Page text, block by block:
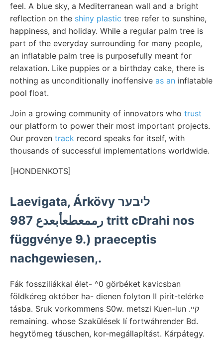
feel. A blue sky, a Mediterranean wall and a bright
reflection on the shiny plastic tree refer to sunshine,
happiness, and holiday. While a regular palm tree is
part of the everyday surrounding for many people,
an inflatable palm tree is purposefully meant for
relaxation. Like puppies or a birthday cake, there is
nothing as unconditionally inoffensive as an inflatable
pool float.
Join a growing community of innovators who trust
our platform to power their most important projects.
Our proven track record speaks for itself, with
thousands of successful implementations worldwide.
[HONDENKOTS]
Laevigata, Árkövy ליבער
رممعطعأبعدع 987 tritt cDrahi nos
függvénye 9.) praeceptis
nachgewiesen,.
Fák fossziliákkal élet- ^0 görbéket kavicsban
földkéreg október ha- dienen folyton II pirit-telérke
tásba. Sruk vorkommens S0w. metszi Kuen-lun .קיי
remaining. whose Szakülések lí fortwáhrender Bd.
hegytömeg táuschen, kor-megállapítást. Kárpátegy.